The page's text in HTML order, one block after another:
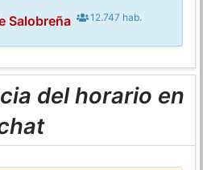
Salobreña 12.747 hab.
del horario en